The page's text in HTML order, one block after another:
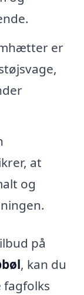
er
at
og
på
, kan du
fagfolks